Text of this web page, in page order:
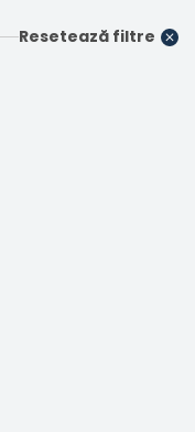
Resetează filtre